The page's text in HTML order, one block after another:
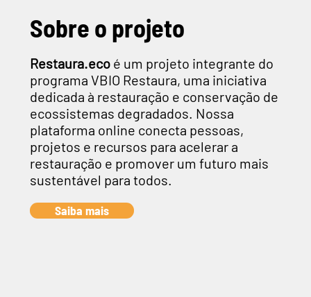
Sobre o projeto
Restaura.ecoé um projeto integrante do
programa VBIO Restaura, uma iniciativa
dedicada à restauração e conservação de
ecossistemas degradados. Nossa
plataforma online conecta pessoas,
projetos e recursos para acelerar a
restauração e promover um futuro mais
sustentável para todos.
Saiba mais